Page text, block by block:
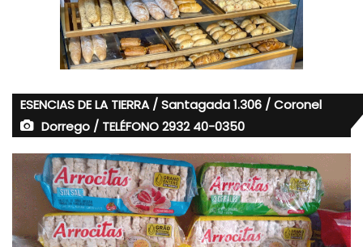
ESENCIAS DE LA TIERRA / Santagada 1.306 / Coronel
Dorrego / TELÉFONO 2932 40-0350